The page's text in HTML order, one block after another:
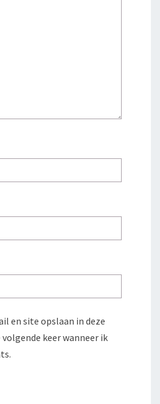
en site opslaan in deze
keer wanneer ik